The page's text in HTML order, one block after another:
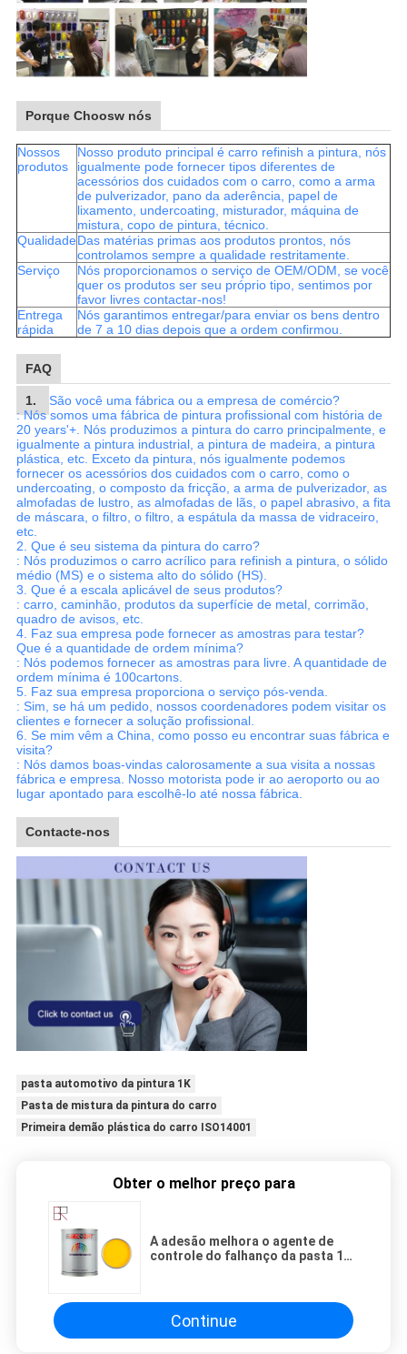
Porque Choosw nós
Nossos
produtos
Nosso produto principal é carro refinish a pintura, nós
igualmente pode fornecer tipos diferentes de
acessórios dos cuidados com o carro, como a arma
de pulverizador, pano da aderência, papel de
lixamento, undercoating, misturador, máquina de
mistura, copo de pintura, técnico.
QualidadeDas matérias primas aos produtos prontos, nós
controlamos sempre a qualidade restritamente.
Serviço
Nós proporcionamos o serviço de OEM/ODM, se você
quer os produtos ser seu próprio tipo, sentimos por
favor livres contactar-nos!
Entrega
rápida
Nós garantimos entregar/para enviar os bens dentro
de 7 a 10 dias depois que a ordem confirmou.
FAQ
1.
São você uma fábrica ou a empresa de comércio?
: Nós somos uma fábrica de pintura profissional com história de
20 years'+. Nós produzimos a pintura do carro principalmente, e
igualmente a pintura industrial, a pintura de madeira, a pintura
plástica, etc. Exceto da pintura, nós igualmente podemos
fornecer os acessórios dos cuidados com o carro, como o
undercoating, o composto da fricção, a arma de pulverizador, as
almofadas de lustro, as almofadas de lãs, o papel abrasivo, a fita
de máscara, o filtro, o filtro, a espátula da massa de vidraceiro,
etc.
2. Que é seu sistema da pintura do carro?
: Nós produzimos o carro acrílico para refinish a pintura, o sólido
médio (MS) e o sistema alto do sólido (HS).
3. Que é a escala aplicável de seus produtos?
: carro, caminhão, produtos da superfície de metal, corrimão,
quadro de avisos, etc.
4. Faz sua empresa pode fornecer as amostras para testar?
Que é a quantidade de ordem mínima?
: Nós podemos fornecer as amostras para livre. A quantidade de
ordem mínima é 100cartons.
5. Faz sua empresa proporciona o serviço pós-venda.
: Sim, se há um pedido, nossos coordenadores podem visitar os
clientes e fornecer a solução profissional.
6. Se mim vêm a China, como posso eu encontrar suas fábrica e
visita?
: Nós damos boas-vindas calorosamente a sua visita a nossas
fábrica e empresa. Nosso motorista pode ir ao aeroporto ou ao
lugar apontado para escolhê-lo até nossa fábrica.
Contacte-nos
pasta automotivo da pintura 1K
Pasta de mistura da pintura do carro
Primeira demão plástica do carro ISO14001
Obter o melhor preço para
A adesão melhora o agente de
controle do falhanço da pasta 1K
Continue